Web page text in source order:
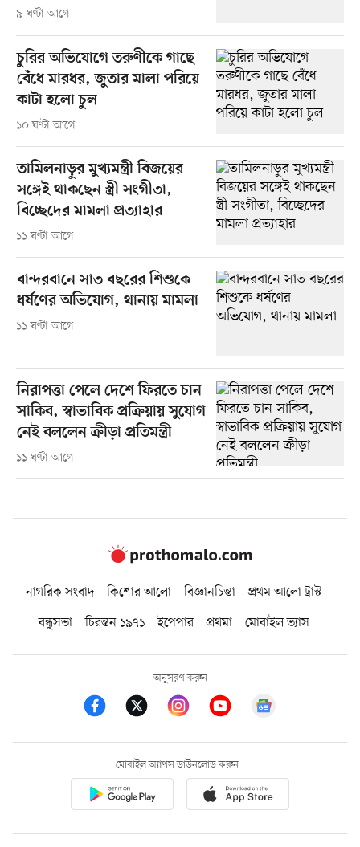
৯ ঘণ্টা আগে
চুরির অভিযোগে তরুণীকে গাছে
বেঁধে মারধর, জুতার মালা পরিয়ে
কাটা হলো চুল
১০ ঘণ্টা আগে
তামিলনাড়ুর মুখ্যমন্ত্রী বিজয়ের
সঙ্গেই থাকছেন স্ত্রী সংগীতা,
বিচ্ছেদের মামলা প্রত্যাহার
১১ ঘণ্টা আগে
বান্দরবানে সাত বছরের শিশুকে
ধর্ষণের অভিযোগ, থানায় মামলা
১১ ঘণ্টা আগে
নিরাপত্তা পেলে দেশে ফিরতে চান
সাকিব, স্বাভাবিক প্রক্রিয়ায় সুযোগ
নেই বললেন ক্রীড়া প্রতিমন্ত্রী
১১ ঘণ্টা আগে
নাগরিক সংবাদ কিশোর আলো বিজ্ঞানচিন্তা
প্রথম আলো ট্রাস্ট
বন্ধুসভা
চিরন্তন ১৯৭১ ইপেপার প্রথমা মোবাইল ভ্যাস
অনুসরণ করুন
মোবাইল অ্যাপস ডাউনলোড করুন